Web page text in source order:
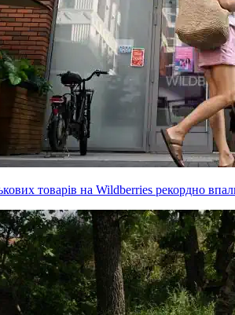
товарів на Wildberries рекордно